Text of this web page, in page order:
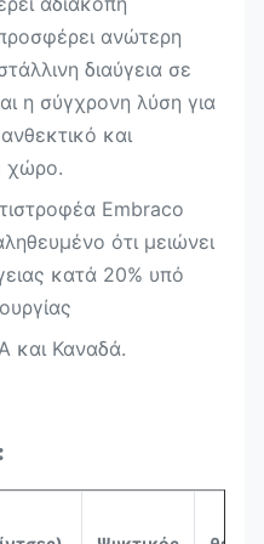
ανώτερη
διαύγεια σε
η σύγχρονη λύση για
και
χώρο.
Embraco
ότι μειώνει
κατά 20%​ υπό
και Καναδά.​